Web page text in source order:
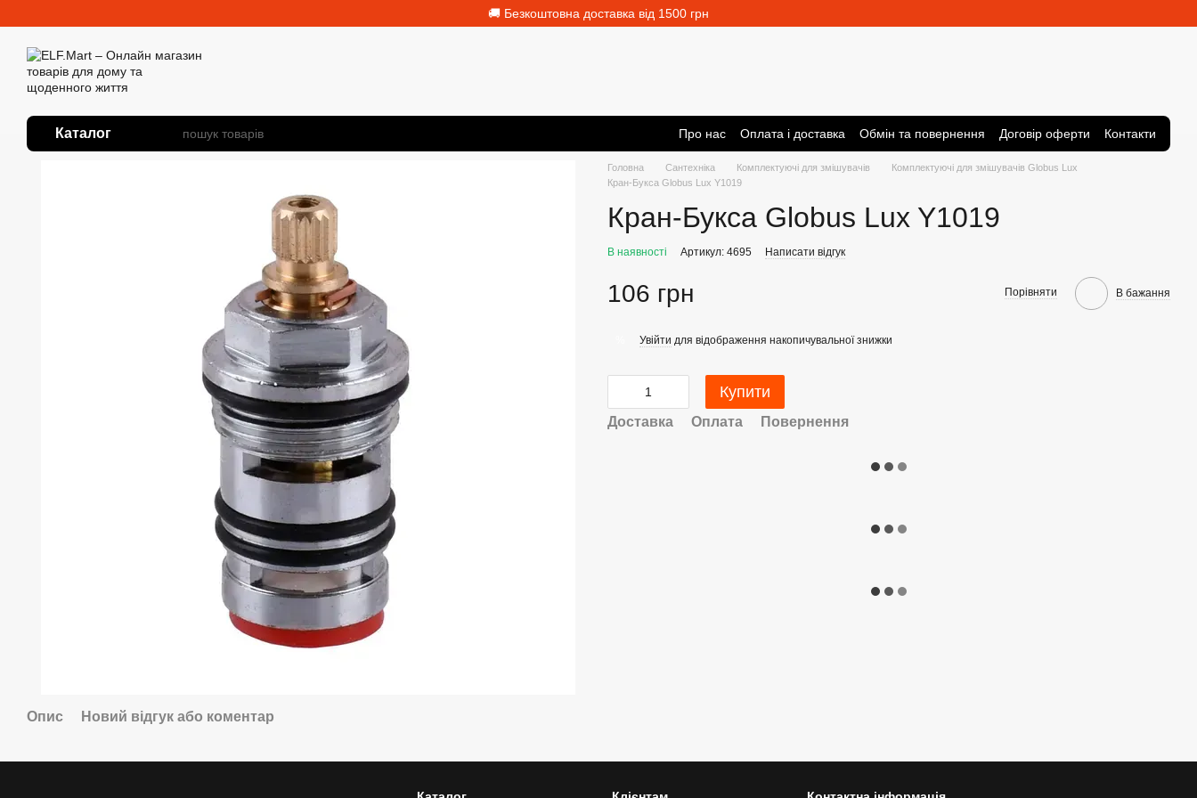
🚚 Безкоштовна доставка від 1500 грн
Каталог Про нас Оплата і доставка Обмін та повернення Договір оферти Контакти
Головна Сантехніка Комплектуючі для змішувачів
Комплектуючі для змішувачів Globus Lux
Кран-Букса Globus Lux Y1019
Кран-Букса Globus Lux Y1019
В наявності Артикул: 4695 Написати відгук
106 грн Порівняти В бажання
Увійти для відображення накопичувальної знижки
Купити
Доставка Оплата Повернення
Опис Новий відгук або коментар